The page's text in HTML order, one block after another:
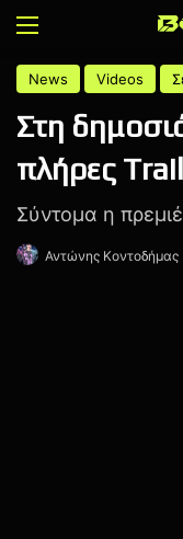
Menu
News Videos
Στη
πλήρες
Σύντομα η
Αντώνης Κοντοδήμας